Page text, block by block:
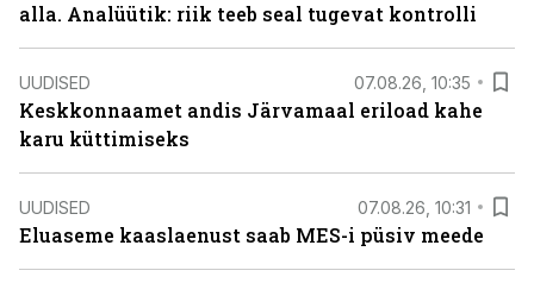
alla. Analüütik: riik teeb seal tugevat kontrolli
UUDISED 07.08.26, 10:35
Keskkonnaamet andis Järvamaal eriload kahe
karu küttimiseks
UUDISED 07.08.26, 10:31
Eluaseme kaaslaenust saab MES-i püsiv meede